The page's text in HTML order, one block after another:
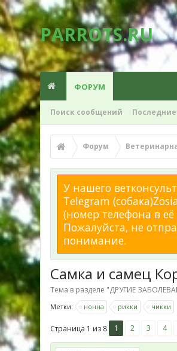
PARROTS.RU
ФОРУМ
Поиск сообщений
Форум
У нашего
Telegram
(номер телефона в
Пожалуйста, не
понимание.
Самка и самец
Тема в разделе "ДРУГИЕ
Метки: нонна рикки чикки
Страница 1 из 8 1 2 3 4